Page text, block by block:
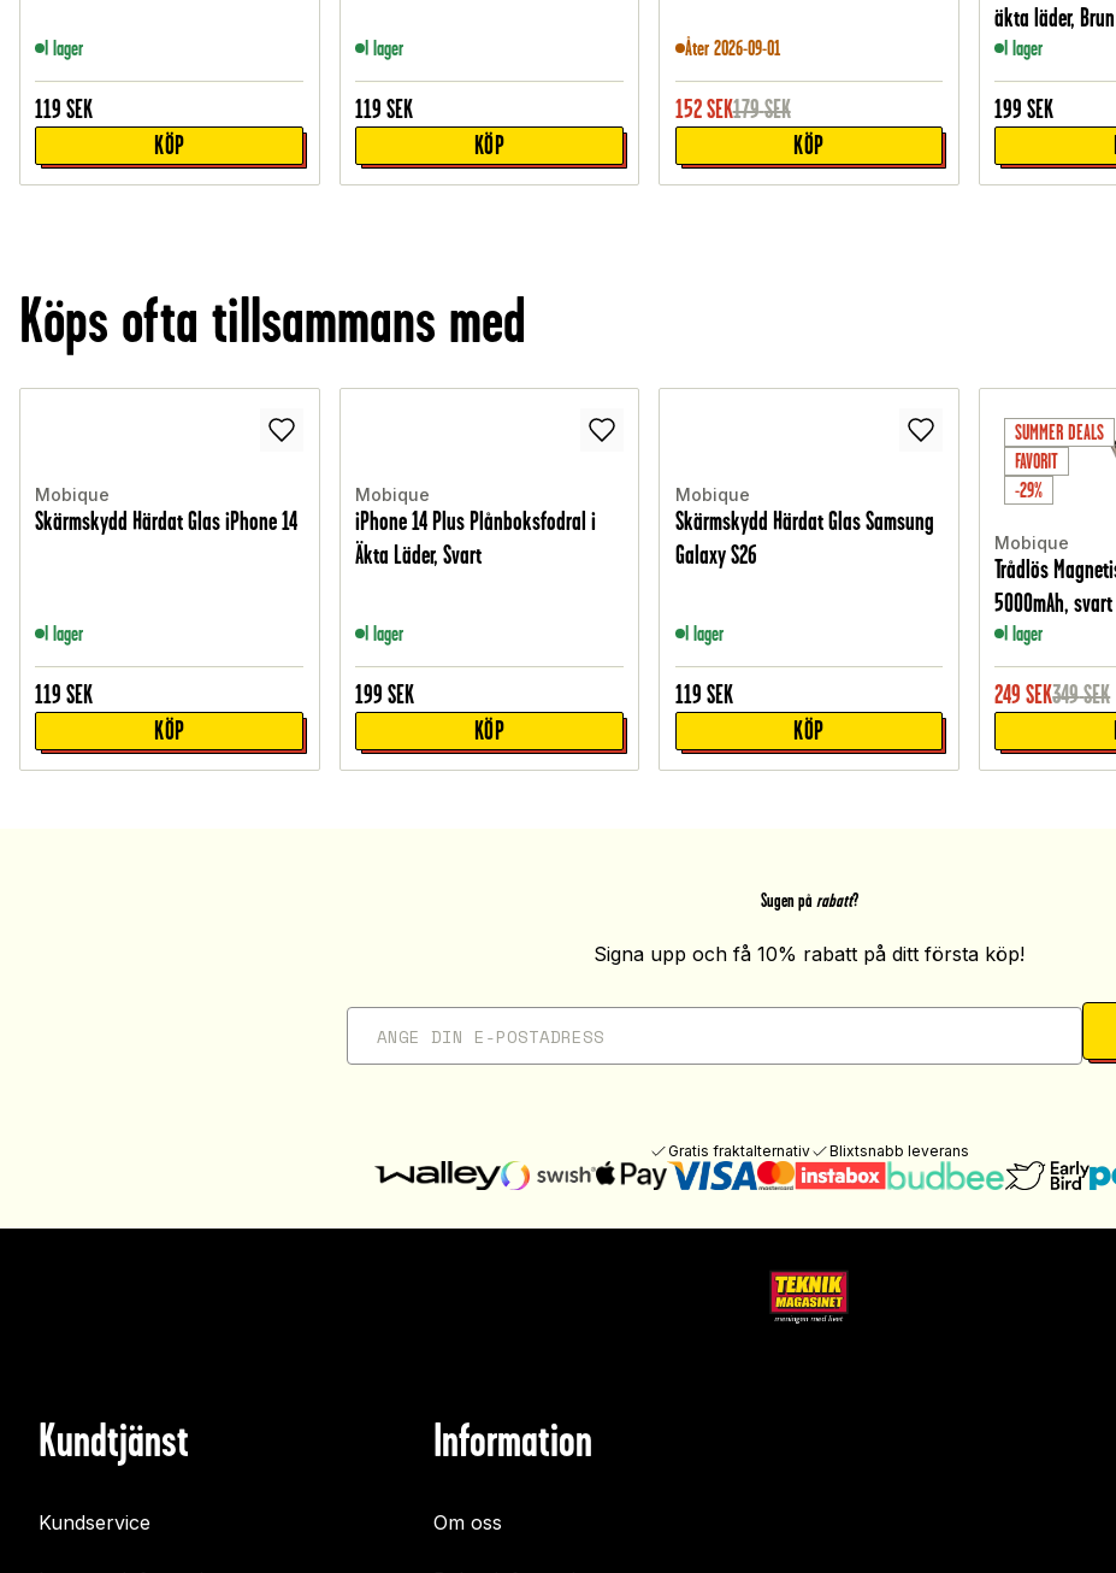
I lager
119 SEK
KÖP
I lager
119 SEK
KÖP
Åter 2026-09-01
152SEK179SEK
KÖP
äkta läder, Brun
I lager
199 SEK
Köps ofta tillsammans med
Mobique
Skärmskydd Härdat Glas iPhone 14
I lager
119 SEK
KÖP
Mobique
iPhone 14 Plus Plånboksfodral i
Äkta Läder, Svart
I lager
199 SEK
KÖP
Mobique
Skärmskydd Härdat Glas Samsung
Galaxy S26
I lager
119 SEK
KÖP
SUMMER DEALS
FAVORIT
-29%
Mobique
Trådlös
5000mAh, svart
I lager
249 SEK349SEK
Sugen på rabatt?
Signa upp och få 10% rabatt på ditt första köp!
Gratis fraktalternativ Blixtsnabb leverans
Kundtjänst
Kundservice
Information
Om oss